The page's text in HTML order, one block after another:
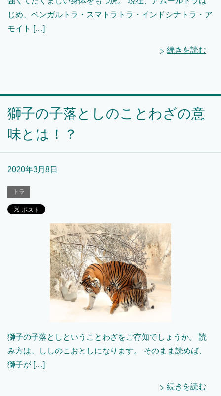
じめ、ベンガルトラ・スマトラトラ・インドシナトラ・ア
モイト […]
続きを読む
獅子の子落としのことわざの意
味とは！？
2020年3月8日
トラ
獅子の子落としということわざをご存知でしょうか。 読
み方は、ししのこおとしになります。 そのまま読めば、
獅子が […]
続きを読む